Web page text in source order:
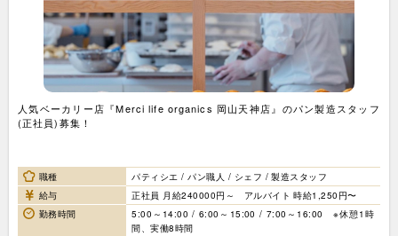
人気ベーカリー店『Merci life organics 岡山天神店』のパン製造スタッフ
(正社員)募集！
職種
パティシエ / パン職人 / シェフ / 製造スタッフ
給与
正社員 月給240000円～ アルバイト 時給1,250円〜
勤務時間
5:00～14:00 / 6:00～15:00 / 7:00～16:00 ※休憩1時
間、実働8時間